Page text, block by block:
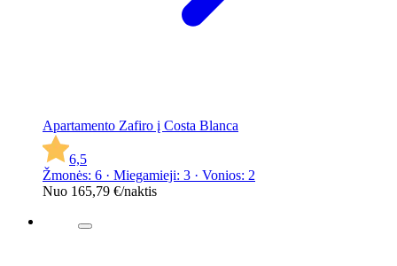
Apartamento Zafiro į Costa Blanca
6,5
Žmonės: 6 · Miegamieji: 3 · Vonios: 2
Nuo 165,79 €/naktis